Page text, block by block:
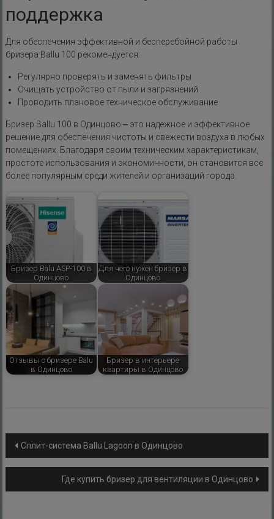
поддержка
Для обеспечения эффективной и бесперебойной работы
бризера Ballu 100 рекомендуется:
Регулярно проверять и заменять фильтры
Очищать устройство от пыли и загрязнений
Проводить плановое техническое обслуживание
Бризер Ballu 100 в Одинцово ⎼ это надежное и эффективное
решение для обеспечения чистоты и свежести воздуха в любых
помещениях. Благодаря своим техническим характеристикам,
простоте использования и экономичности, он становится все
более популярным среди жителей и организаций города.
Бризер Balu ASP-100 в
Одинцово
Для чего нужен бризер в
Одинцово
Отзывы о бризере Balu
в Одинцово
Бризер в интерьере
квартиры в Одинцово
Навигация
по
записям
Сплит-система Ballu Lagoon в Одинцово
Где купить бризер для вентиляции в Одинцово